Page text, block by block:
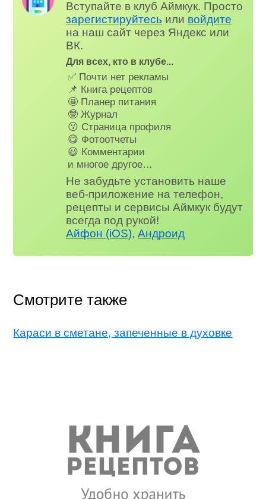
Вступайте в клуб Аймкук. Просто
зарегистируйтесь или войдите
на наш сайт через Яндекс или
ВК.
Для всех, кто в клубе...
✅ Почти нет рекламы
📌 Книга рецептов
🤩 Планер питания
🤓 Журнал
😗 Страница профиля
😋 Фотоотчеты
😃 Комментарии
и многое другое…
Не забудьте установить наше
веб-приложение на телефон,
рецепты и сервисы Аймкук будут
всегда под рукой!
Айфон (iOS),Андроид
Смотрите также
Караси в сметане, запеченные в духовке